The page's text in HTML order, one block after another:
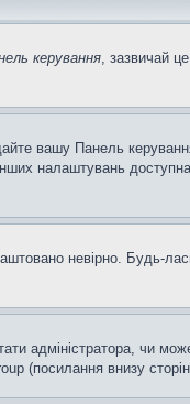
керування, зазвичай
вашу Панель
налаштувань
невірно. Будь-
адміністратора, чи
(посилання внизу